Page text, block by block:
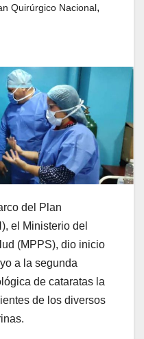
Quirúrgico Nacional,
del Plan
el Ministerio del
(MPPS), dio inicio
a la segunda
de cataratas la
de los diversos